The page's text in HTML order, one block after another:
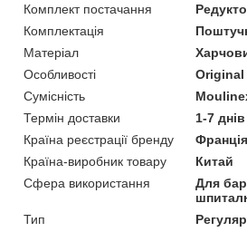
Комплект постачання
Комплектація
Матеріал
Особливості
Original
Сумісність
Термін доставки
1-7 днів
Країна реєстрації бренду
Франція
Країна-виробник товару
Китай
Сфера використання
Для
Тип